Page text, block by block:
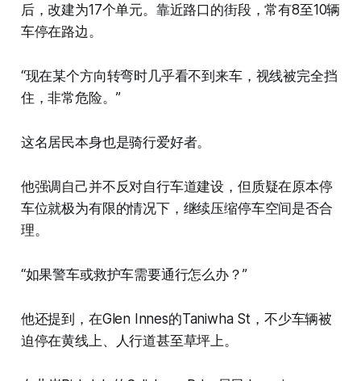
后，改建为17个单元。靠近路口的街段，常有8至10辆
车停在路边。
“现在某个方向转弯时几乎看不到来车，视线被完全挡
住，非常危险。”
这名居民本身也是骑行爱好者。
他强调自己并不反对自行车道建设，但质疑在原本停
车位就极为有限的情况下，继续压缩停车空间是否合
理。
“如果警车或救护车需要通行怎么办？”
他还提到，在Glen Innes的Taniwha St，不少车辆被
迫停在黄线上、人行道甚至草坪上。